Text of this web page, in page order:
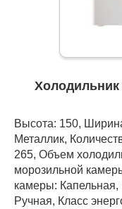
Высота: 150,
Металлик,
265, Объем
морозильной
камеры:
Ручная, Класс